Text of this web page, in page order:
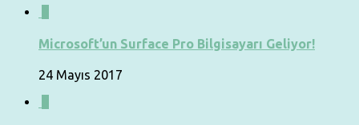
Microsoft’un Surface Pro Bilgisayarı Geliyor!
24 Mayıs 2017